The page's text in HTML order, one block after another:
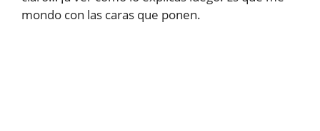
mondo con las caras que ponen.